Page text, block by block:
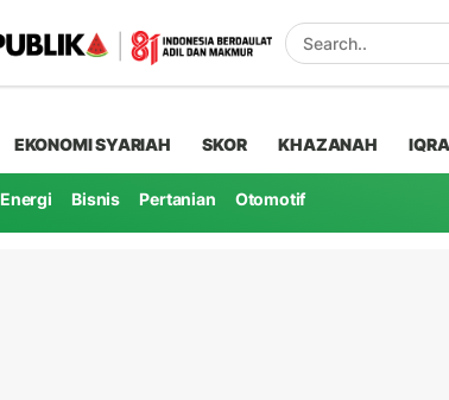
EKONOMI SYARIAH SKOR KHAZANAH IQRA
Energi Bisnis Pertanian Otomotif